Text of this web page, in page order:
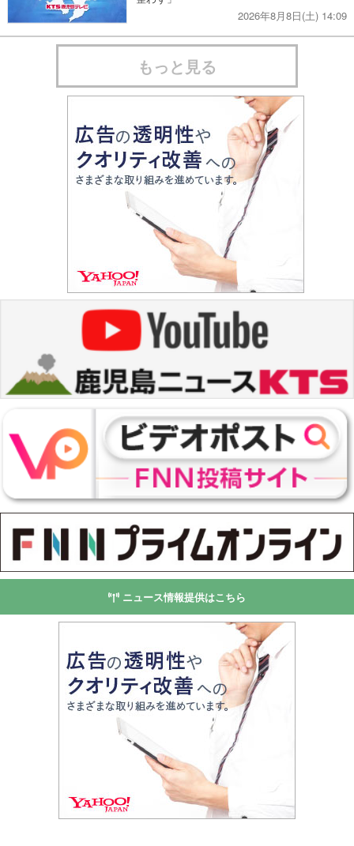
2026年8月8日(土) 14:09
もっと見る
ニュース情報提供はこちら